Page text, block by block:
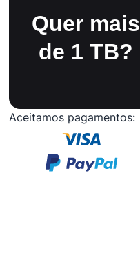
Quer mais
de 1 TB?
Aceitamos pagamentos: